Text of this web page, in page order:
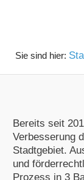
Bereits seit
Verbesserung
Stadtgebiet.
und
Prozess in 3